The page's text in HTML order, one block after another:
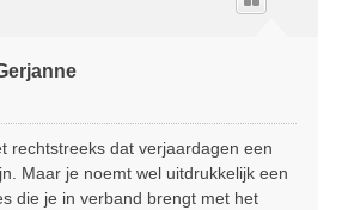
rechtstreeks dat verjaardagen een
Maar je noemt wel uitdrukkelijk een
die je in verband brengt met het